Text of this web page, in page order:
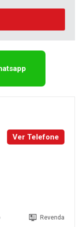
Ver Telefone
Revenda